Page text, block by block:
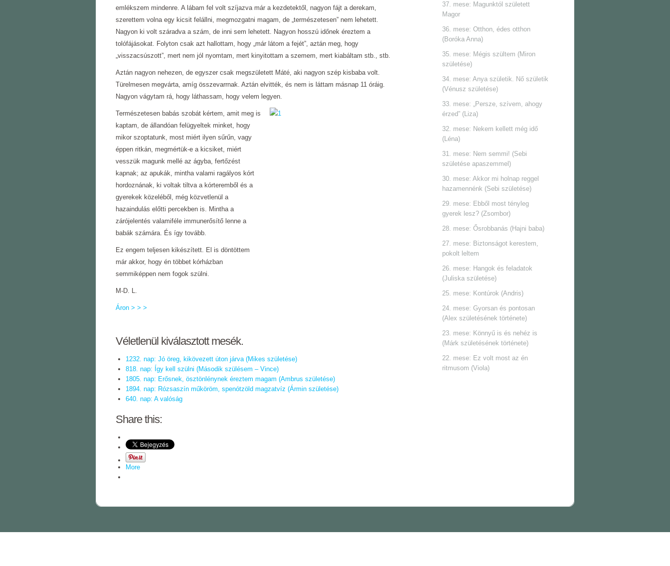
emlékszem mindenre. A lábam fel volt szíjazva már a kezdetektől, nagyon fájt a derekam,
szerettem volna egy kicsit felállni, megmozgatni magam, de „természetesen” nem lehetett.
Nagyon ki volt száradva a szám, de inni sem lehetett. Nagyon hosszú időnek éreztem a
tolófájásokat. Folyton csak azt hallottam, hogy „már látom a fejét”, aztán meg, hogy
„visszacsúszott”, mert nem jól nyomtam, mert kinyitottam a szemem, mert kiabáltam stb., stb.
Aztán nagyon nehezen, de egyszer csak megszületett Máté, aki nagyon szép kisbaba volt.
Türelmesen megvárta, amíg összevarrnak. Aztán elvitték, és nem is láttam másnap 11 óráig.
Nagyon vágytam rá, hogy láthassam, hogy velem legyen.
Természetesen babás szobát kértem, amit meg is
kaptam, de állandóan felügyeltek minket, hogy
mikor szoptatunk, most miért ilyen sűrűn, vagy
éppen ritkán, megmértük-e a kicsiket, miért
vesszük magunk mellé az ágyba, fertőzést
kapnak; az apukák, mintha valami ragályos kórt
hordoznának, ki voltak tiltva a kórteremből és a
gyerekek közeléből, még közvetlenül a
hazaindulás előtti percekben is. Mintha a
zárójelentés valamiféle immunerősítő lenne a
babák számára. És így tovább.
Ez engem teljesen kikészített. El is döntöttem
már akkor, hogy én többet kórházban
semmiképpen nem fogok szülni.
M-D. L.
Áron > > >
Véletlenül kiválasztott mesék.
1232. nap: Jó öreg, kikövezett úton járva (Mikes születése)
818. nap: Így kell szülni (Második szülésem ‒ Vince)
1805. nap: Erősnek, ösztönlénynek éreztem magam (Ambrus születése)
1894. nap: Rózsaszín műköröm, spenótzöld magzatvíz (Ármin születése)
640. nap: A valóság
Share this:
More
37. mese: Magunktól született
Magor
36. mese: Otthon, édes otthon
(Boróka Anna)
35. mese: Mégis szültem (Miron
születése)
34. mese: Anya születik. Nő születik
(Vénusz születése)
33. mese: „Persze, szívem, ahogy
érzed” (Liza)
32. mese: Nekem kellett még idő
(Léna)
31. mese: Nem semmi! (Sebi
születése apaszemmel)
30. mese: Akkor mi holnap reggel
hazamennénk (Sebi születése)
29. mese: Ebből most tényleg
gyerek lesz? (Zsombor)
28. mese: Ősrobbanás (Hajni baba)
27. mese: Biztonságot kerestem,
pokolt leltem
26. mese: Hangok és feladatok
(Juliska születése)
25. mese: Kontúrok (Andris)
24. mese: Gyorsan és pontosan
(Alex születésének története)
23. mese: Könnyű is és nehéz is
(Márk születésének története)
22. mese: Ez volt most az én
ritmusom (Viola)